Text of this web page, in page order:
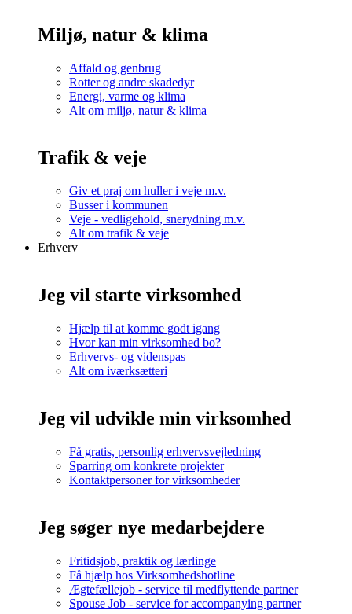
Miljø, natur & klima
Affald og genbrug
Rotter og andre skadedyr
Energi, varme og klima
Alt om miljø, natur & klima
Trafik & veje
Giv et praj om huller i veje m.v.
Busser i kommunen
Veje - vedligehold, snerydning m.v.
Alt om trafik & veje
Erhverv
Jeg vil starte virksomhed
Hjælp til at komme godt igang
Hvor kan min virksomhed bo?
Erhvervs- og videnspas
Alt om iværksætteri
Jeg vil udvikle min virksomhed
Få gratis, personlig erhvervsvejledning
Sparring om konkrete projekter
Kontaktpersoner for virksomheder
Jeg søger nye medarbejdere
Fritidsjob, praktik og lærlinge
Få hjælp hos Virksomhedshotline
Ægtefællejob - service til medflyttende partner
Spouse Job - service for accompanying partner